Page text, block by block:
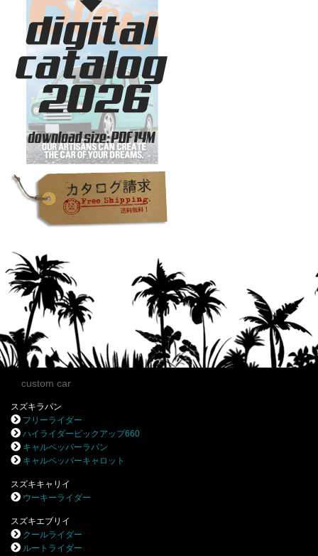
custom car
スズキラパン
フリーライダー
ハイライダーピックアップ660
キャルペッパーラパン
キャルペッパーキャロット
スズキキャリイ
ウーキーライダー
スズキエブリイ
クールライダー
ルートライダー